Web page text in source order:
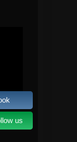
us